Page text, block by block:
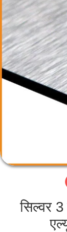
हमारे
बारे
में
कारखाने
नियंत्रण
संपर्कसिल्वर 3